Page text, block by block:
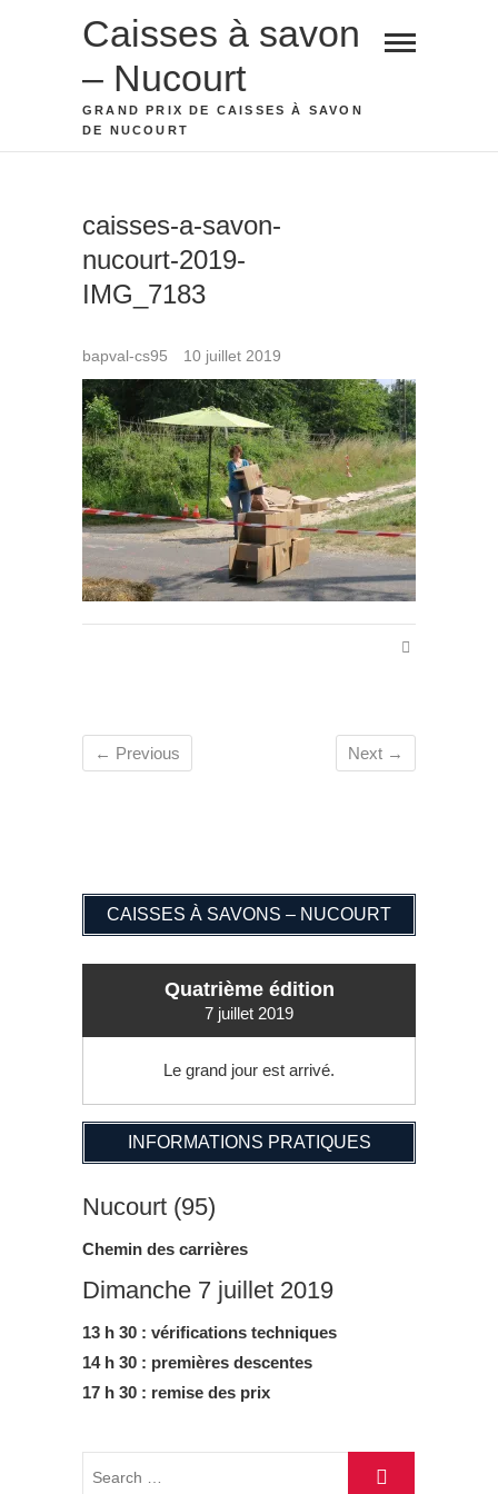
Caisses à savon
– Nucourt
GRAND PRIX DE CAISSES À SAVON
DE NUCOURT
caisses-a-savon-
nucourt-2019-
IMG_7183
bapval-cs95 10 juillet 2019
← Previous Next →
CAISSES À SAVONS – NUCOURT
Quatrième édition
7 juillet 2019
Le grand jour est arrivé.
INFORMATIONS PRATIQUES
Nucourt (95)
Chemin des carrières
Dimanche 7 juillet 2019
13 h 30 : vérifications techniques
14 h 30 : premières descentes
17 h 30 : remise des prix